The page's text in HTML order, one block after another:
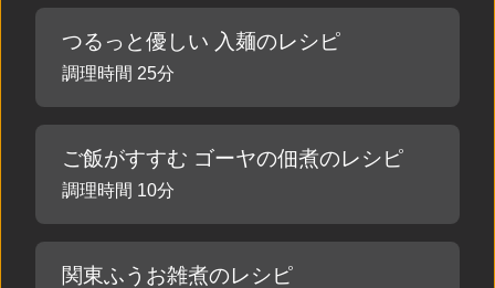
つるっと優しい 入麺のレシピ
調理時間 25分
ご飯がすすむ ゴーヤの佃煮のレシピ
調理時間 10分
関東ふうお雑煮のレシピ